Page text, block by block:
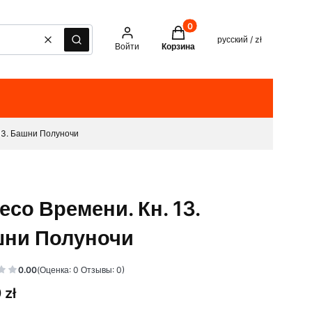
ОчиститьПоиск Войти
Товары в корзине: 0. See
Корзина
русский / zł
Башни Полуночи
Времени. Кн. 13.
Полуночи
0.00(Оценка: 0 Отзывы: 0)